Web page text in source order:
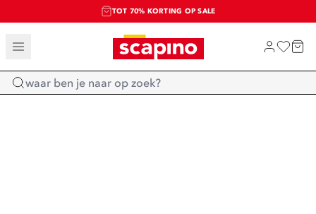
TOT 70% KORTING OP SALE
SALE: LAATSTE KANS!
SHOP NIEUW
Home